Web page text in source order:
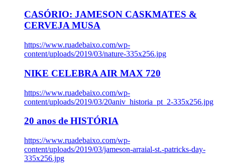
CASÓRIO: JAMESON CASKMATES &
CERVEJA MUSA
https://www.ruadebaixo.com/wp-
content/uploads/2019/03/nature-335x256.jpg
NIKE CELEBRA AIR MAX 720
https://www.ruadebaixo.com/wp-
content/uploads/2019/03/20aniv_historia_pt_2-335x256.jpg
20 anos de HISTÓRIA
https://www.ruadebaixo.com/wp-
content/uploads/2019/03/jameson-arraial-st.-patricks-day-
335x256.jpg